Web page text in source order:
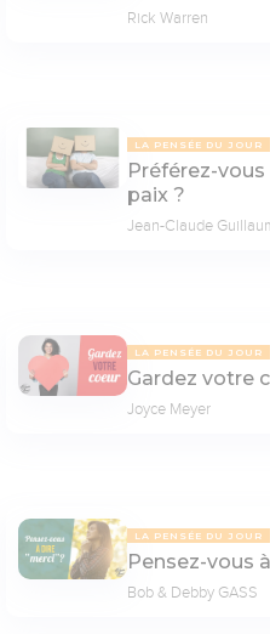
Rick Warren
LA PENSÉE DU JOUR
Préférez-
paix ?
Jean-Claude
LA PENSÉE DU JOUR
Gardez votre
Joyce Meyer
LA PENSÉE DU JOUR
Pensez-vous
Bob & Debby GASS